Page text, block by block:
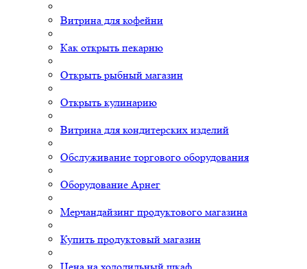
Витрина для кофейни
Как открыть пекарню
Открыть рыбный магазин
Открыть кулинарию
Витрина для кондитерских изделий
Обслуживание торгового оборудования
Оборудование Арнег
Мерчандайзинг продуктового магазина
Купить продуктовый магазин